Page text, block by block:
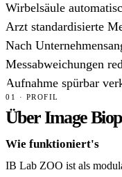
Wirbelsäule
Arzt standardisierte
Nach
Messabweichungen
Aufnahme spürbar
01 · PROFIL
Über Image
Wie funktioniert's
IB Lab ZOO ist als